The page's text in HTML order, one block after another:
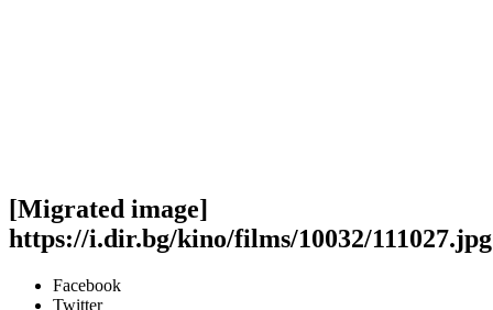
[Migrated image]
https://i.dir.bg/kino/films/10032/111027.jpg
Facebook
Twitter